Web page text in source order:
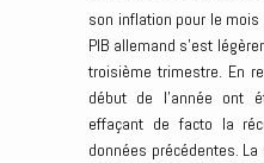
son inflation pour le mois
PIB allemand s’est
troisième trimestre. En
début de l’année ont
effaçant de facto la
données précédentes.